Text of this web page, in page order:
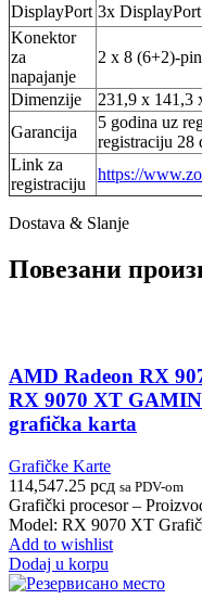
DisplayPort 3x
Konektor
za
napajanje
2 x 8 (6+2)-pin
Dimenzije
231,9 x 141,3
Garancija
5 godina uz
registraciju 28
Link za
registraciju
https://
Dostava & Slanje
Повезани
AMD Radeon RX
RX 9070 XT
grafička karta
Grafičke Karte
114,547.25 рсд sa PDV-om
Grafički procesor –
Model: RX 9070 XT
Add to wishlist
Dodaj u korpu